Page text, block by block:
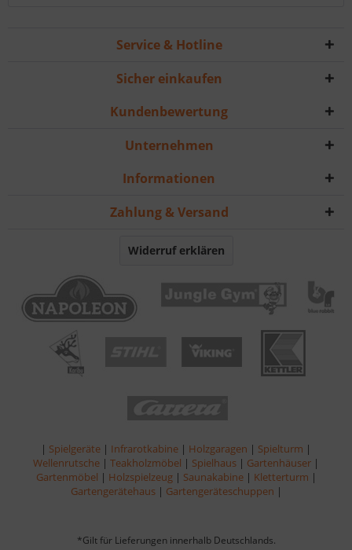
Service & Hotline
Sicher einkaufen
Kundenbewertung
Unternehmen
Informationen
Zahlung & Versand
Widerruf erklären
| Spielgeräte | Infrarotkabine | Holzgaragen | Spielturm |
Wellenrutsche | Teakholzmöbel | Spielhaus | Gartenhäuser |
Gartenmöbel | Holzspielzeug | Saunakabine | Kletterturm |
Gartengerätehaus | Gartengeräteschuppen |
*Gilt für Lieferungen innerhalb Deutschlands.